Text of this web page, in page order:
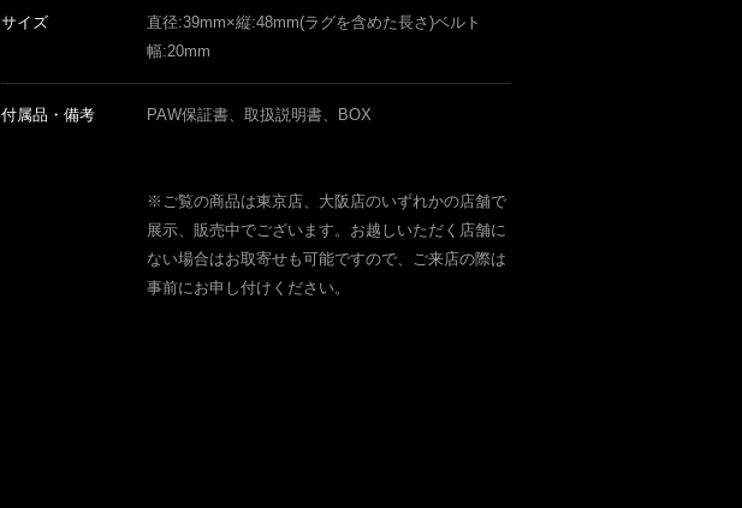
サイズ
直径:39mm×縦:48mm(ラグを含めた長さ)ベルト
幅:20mm
付属品・備考 PAW保証書、取扱説明書、BOX
※ご覧の商品は東京店、大阪店のいずれかの店舗で
展示、販売中でございます。お越しいただく店舗に
ない場合はお取寄せも可能ですので、ご来店の際は
事前にお申し付けください。